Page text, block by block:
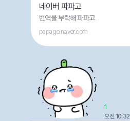
네이버 파파고
번역을 부탁해 파파고
papago.naver.com
1
오전 10:32